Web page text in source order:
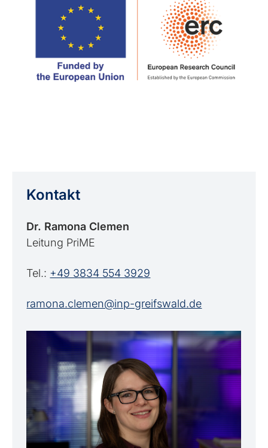
Kontakt
Dr. Ramona Clemen
Leitung PriME
Tel.: +49 3834 554 3929
ramona.clemen@inp-greifswald.de